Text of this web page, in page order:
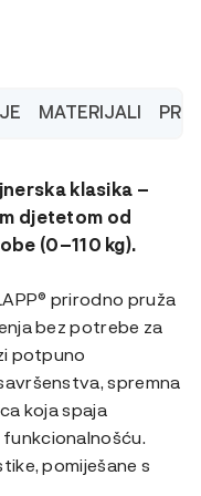
MATERIJALI
klasika –
djetetom od
(0–110 kg).
prirodno pruža
bez potrebe za
potpuno
spremna
koja spaja
pomiješane s